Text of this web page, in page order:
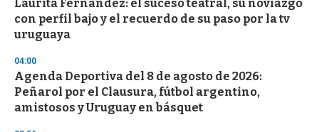
Laurita Fernández: el suceso teatral, su noviazgo
con perfil bajo y el recuerdo de su paso por la tv
uruguaya
04:00
Agenda Deportiva del 8 de agosto de 2026:
Peñarol por el Clausura, fútbol argentino,
amistosos y Uruguay en básquet